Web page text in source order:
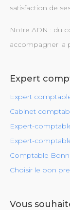
satisfaction de
Notre ADN : du
accompagner la
Expert
Expert
Cabinet
Expert-
Expert-
Comptable
Choisir le bon
Vous